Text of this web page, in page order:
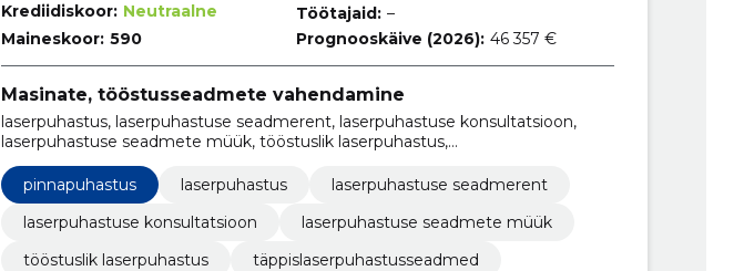
Krediidiskoor: Neutraalne
Maineskoor: 590
Töötajaid: –
Prognooskäive (2026): 46 357 €
Masinate, tööstusseadmete vahendamine
laserpuhastus, laserpuhastuse seadmerent, laserpuhastuse konsultatsioon,
laserpuhastuse seadmete müük, tööstuslik laserpuhastus,
täppislaserpuhastusseadmed, Pinnapuhastus, lasertehnoloogia
restaureerimiseks, kõrgjõudlusega laserpuhastid, laserpuhastuse
koolitusteenused
pinnapuhastus laserpuhastus
laserpuhastuse seadmerent
laserpuhastuse konsultatsioon
laserpuhastuse seadmete müük
tööstuslik laserpuhastus
täppislaserpuhastusseadmed